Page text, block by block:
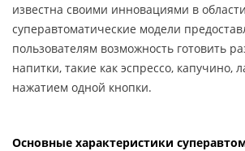
известна своими инновациями в
суперавтоматические модели
пользователям возможность готовить
напитки, такие как эспрессо, капучино,
нажатием одной кнопки.
Основные характеристики